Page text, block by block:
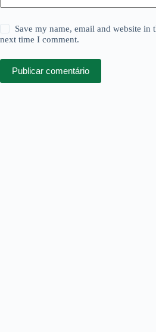
Save my name, email and website in
next time I comment.
Publicar comentário